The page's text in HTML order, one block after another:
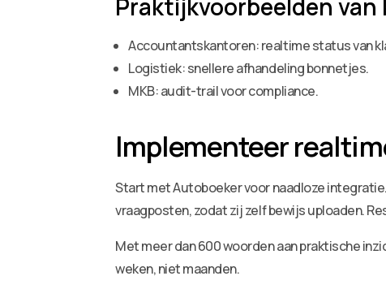
Praktijkvoorbeelden
Accountantskantoren: realtime status van
Logistiek: snellere afhandeling bonnetjes.
MKB: audit-trail voor compliance.
Implementeer
Start met Autoboeker voor naadloze
vraagposten, zodat zij zelf bewijs uploaden.
Met meer dan 600 woorden aan praktische
weken, niet maanden.